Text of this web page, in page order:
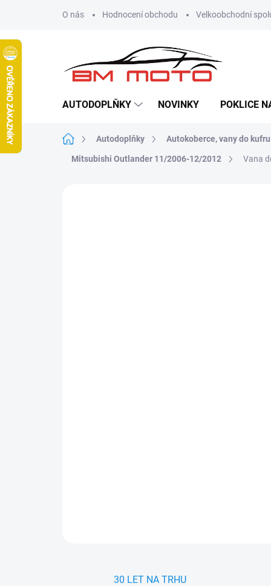
O nás Hodnocení obchodu Velkoobchodní
AUTODOPLŇKY NOVINKY POKLICE
Domů Autodoplňky Autokoberce, vany do
Mitsubishi Outlander 11/2006-12/2012 Vana
30 LET NA TRHU